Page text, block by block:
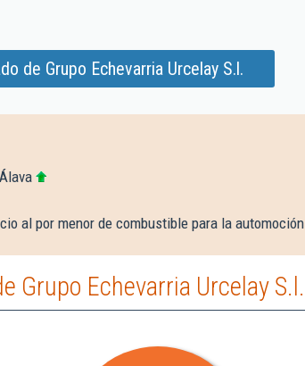
de Grupo Echevarria Urcelay S.l.
al por menor de combustible para la automoción
Grupo Echevarria Urcelay S.l.